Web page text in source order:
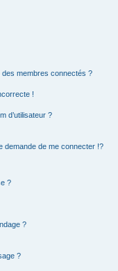
des membres connectés ?
!
d’utilisateur ?
demande de me connecter !?
?
?
?